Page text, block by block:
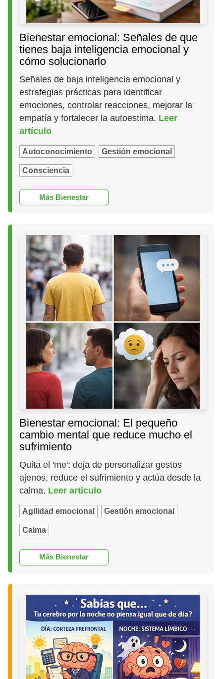
Bienestar emocional: Señales de que
tienes baja inteligencia emocional y
cómo solucionarlo
Señales de baja inteligencia emocional y
estrategias prácticas para identificar
emociones, controlar reacciones, mejorar la
empatía y fortalecer la autoestima. Leer
artículo
Autoconocimiento Gestión emocional
Consciencia
Más Bienestar
Bienestar emocional: El pequeño
cambio mental que reduce mucho el
sufrimiento
Quita el 'me': deja de personalizar gestos
ajenos, reduce el sufrimiento y actúa desde la
calma. Leer artículo
Agilidad emocional Gestión emocional
Calma
Más Bienestar